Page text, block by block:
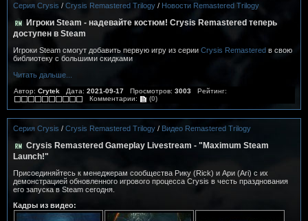
Серия Crysis / Crysis Remastered Trilogy / Новости Remastered Trilogy
Игроки Steam - надевайте костюм! Crysis Remastered теперь
доступен в Steam
Игроки Steam смогут добавить первую игру из серии Crysis Remastered в свою
библиотеку с большими скидками
Читать дальше...
Автор: Crytek Дата: 2021-09-17 Просмотров: 3003 Рейтинг:
Комментарии:
(0)
Серия Crysis / Crysis Remastered Trilogy / Видео Remastered Trilogy
Crysis Remastered Gameplay Livestream - "Maximum Steam
Launch!"
Присоединяйтесь к менеджерам сообщества Рику (Rick) и Ари (Ari) с их
демонстрацией обновленного игрового процесса Crysis в честь празднования
его запуска в Steam сегодня.
Кадры из видео: